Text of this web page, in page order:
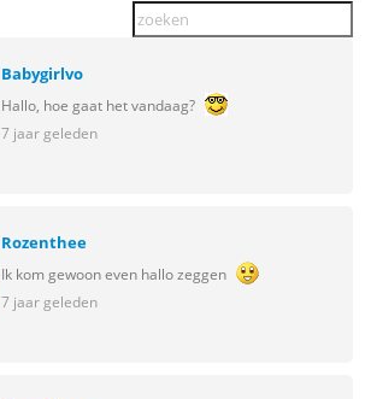
Babygirlvo
Hallo, hoe gaat het vandaag?
7 jaar geleden
Rozenthee
Ik kom gewoon even hallo zeggen
7 jaar geleden